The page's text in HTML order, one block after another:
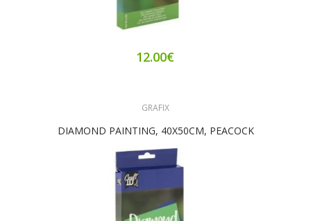
12.00€
GRAFIX
DIAMOND PAINTING, 40X50CM, PEACOCK